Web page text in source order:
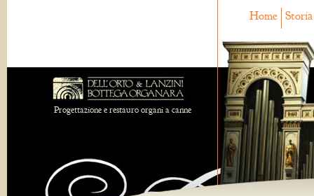
Home Storia
Progettazione e restauro organi a canne